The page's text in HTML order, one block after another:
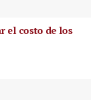
el costo de los